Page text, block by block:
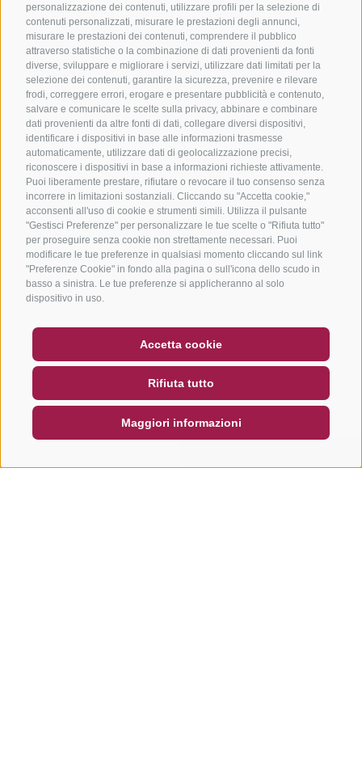
personalizzazione dei contenuti, utilizzare profili per la selezione di
contenuti personalizzati, misurare le prestazioni degli annunci,
misurare le prestazioni dei contenuti, comprendere il pubblico
attraverso statistiche o la combinazione di dati provenienti da fonti
diverse, sviluppare e migliorare i servizi, utilizzare dati limitati per la
selezione dei contenuti, garantire la sicurezza, prevenire e rilevare
frodi, correggere errori, erogare e presentare pubblicità e contenuto,
salvare e comunicare le scelte sulla privacy, abbinare e combinare
dati provenienti da altre fonti di dati, collegare diversi dispositivi,
identificare i dispositivi in base alle informazioni trasmesse
automaticamente, utilizzare dati di geolocalizzazione precisi,
riconoscere i dispositivi in base a informazioni richieste attivamente.
Puoi liberamente prestare, rifiutare o revocare il tuo consenso senza
incorrere in limitazioni sostanziali. Cliccando su "Accetta cookie,"
acconsenti all'uso di cookie e strumenti simili. Utilizza il pulsante
"Gestisci Preferenze" per personalizzare le tue scelte o "Rifiuta tutto"
per proseguire senza cookie non strettamente necessari. Puoi
modificare le tue preferenze in qualsiasi momento cliccando sul link
"Preferenze Cookie" in fondo alla pagina o sull'icona dello scudo in
basso a sinistra. Le tue preferenze si applicheranno al solo
dispositivo in uso.
Accetta cookie
Rifiuta tutto
Maggiori informazioni
NEWSLETTER
SOCIAL WALL METEO